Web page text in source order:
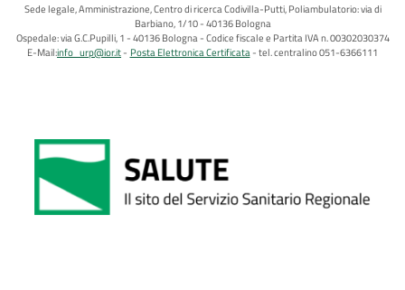
Sede legale, Amministrazione, Centro di ricerca Codivilla-Putti, Poliambulatorio: via di
Barbiano, 1/10 - 40136 Bologna
Ospedale: via G.C.Pupilli, 1 - 40136 Bologna - Codice fiscale e Partita IVA n. 00302030374
E-Mail:info_urp@ior.it Posta Elettronica Certificata tel. centralino 051-6366111